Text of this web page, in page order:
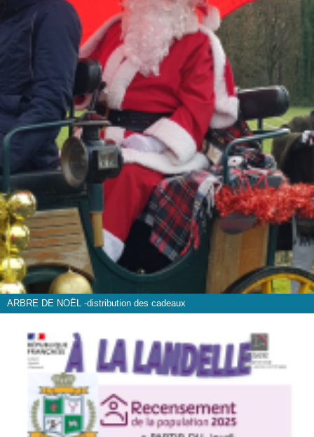
ARBRE DE NOËL -distribution des cadeaux